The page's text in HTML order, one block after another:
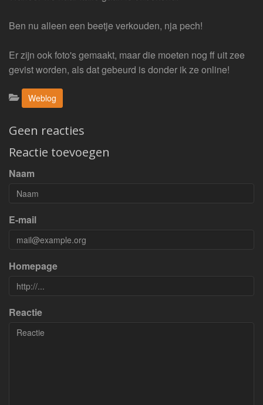
Ben nu alleen een beetje verkouden, nja pech!
Er zijn ook foto's gemaakt, maar die moeten nog ff uit zee
gevist worden, als dat gebeurd is donder ik ze online!
Categorieën:
Weblog
Geen reacties
Reactie toevoegen
Naam
E-mail
Homepage
Reactie